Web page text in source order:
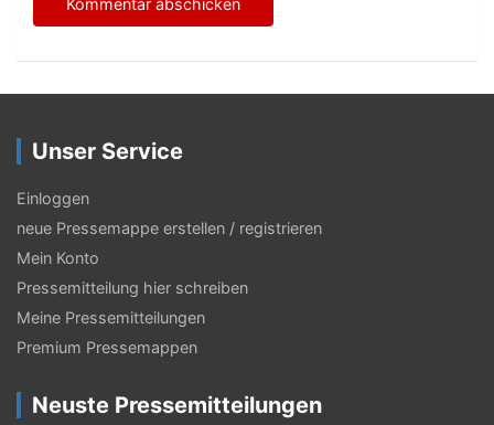
Unser Service
Einloggen
neue Pressemappe erstellen / registrieren
Mein Konto
Pressemitteilung hier schreiben
Meine Pressemitteilungen
Premium Pressemappen
Neuste Pressemitteilungen